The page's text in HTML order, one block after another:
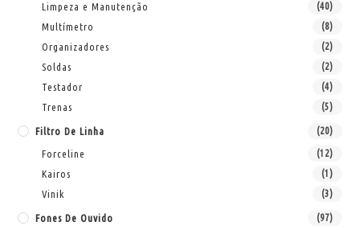
Limpeza e Manutenção (40)
Multímetro (8)
Organizadores (2)
Soldas (2)
Testador (4)
Trenas (5)
Filtro De Linha (20)
Forceline (12)
Kairos (1)
Vinik (3)
Fones De Ouvido (97)